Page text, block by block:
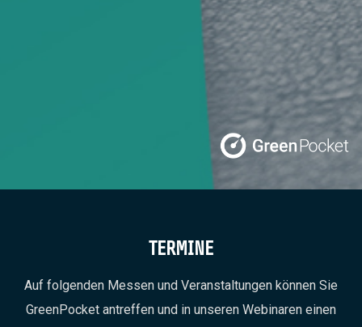
TERMINE
Auf folgenden Messen und Veranstaltungen können Sie
GreenPocket antreffen und in unseren Webinaren einen